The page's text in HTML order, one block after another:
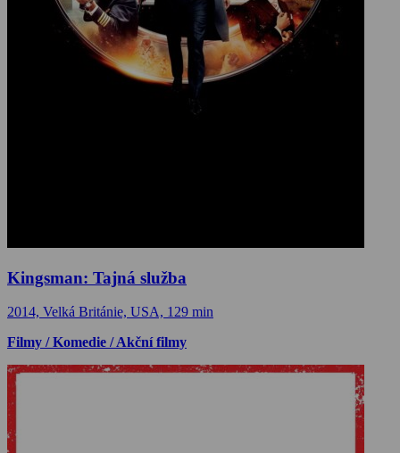
Kingsman: Tajná služba
2014, Velká Británie, USA, 129 min
Filmy / Komedie / Akční filmy